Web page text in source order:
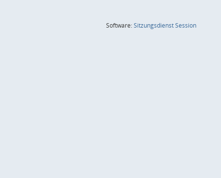
Software:SitzungsdienstSession(Wird in